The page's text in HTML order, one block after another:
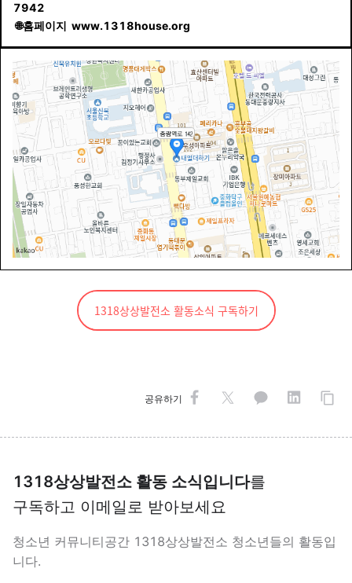
7942
🌐홈페이지 www.1318house.org
1318상상발전소 활동소식 구독하기
공유하기
1318상상발전소 활동 소식입니다를
구독하고 이메일로 받아보세요
청소년 커뮤니티공간 1318상상발전소 청소년들의 활동입
니다.